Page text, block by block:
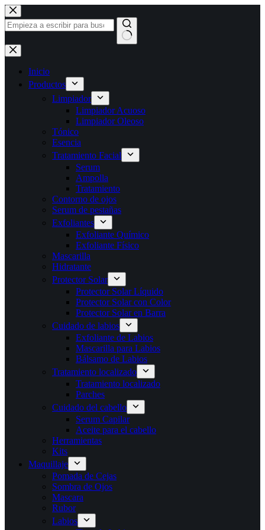
Saltar
al
contenido
Sin
resultados
Inicio
Productos
Limpiador
Limpiador Acuoso
Limpiador Oleoso
Tónico
Esencia
Tratamiento Facial
Serum
Ampolla
Tratamiento
Contorno de ojos
Serum de pestañas
Exfoliantes
Exfoliante Químico
Exfoliante Físico
Mascarilla
Hidratante
Protector Solar
Protector Solar Líquido
Protector Solar con Color
Protector Solar en Barra
Cuidado de labios
Exfoliante de Labios
Mascarilla para Labios
Bálsamo de Labios
Tratamiento localizado
Tratamiento localizado
Parches
Cuidado del cabello
Serum Capilar
Aceite para el cabello
Herramientas
Kits
Maquillaje
Pomada de Cejas
Sombra de Ojos
Mascara
Rubor
Labios